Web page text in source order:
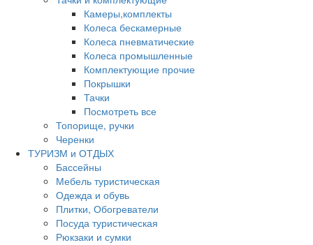
Камеры,комплекты
Колеса бескамерные
Колеса пневматические
Колеса промышленные
Комплектующие прочие
Покрышки
Тачки
Посмотреть все
Топорище, ручки
Черенки
ТУРИЗМ и ОТДЫХ
Бассейны
Мебель туристическая
Одежда и обувь
Плитки, Обогреватели
Посуда туристическая
Рюкзаки и сумки